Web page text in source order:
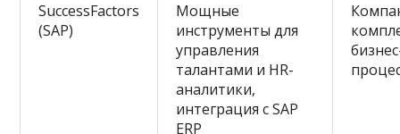
SuccessFactors
(SAP)
Мощные
инструменты для
управления
талантами и HR-
аналитики,
интеграция с SAP
ERP